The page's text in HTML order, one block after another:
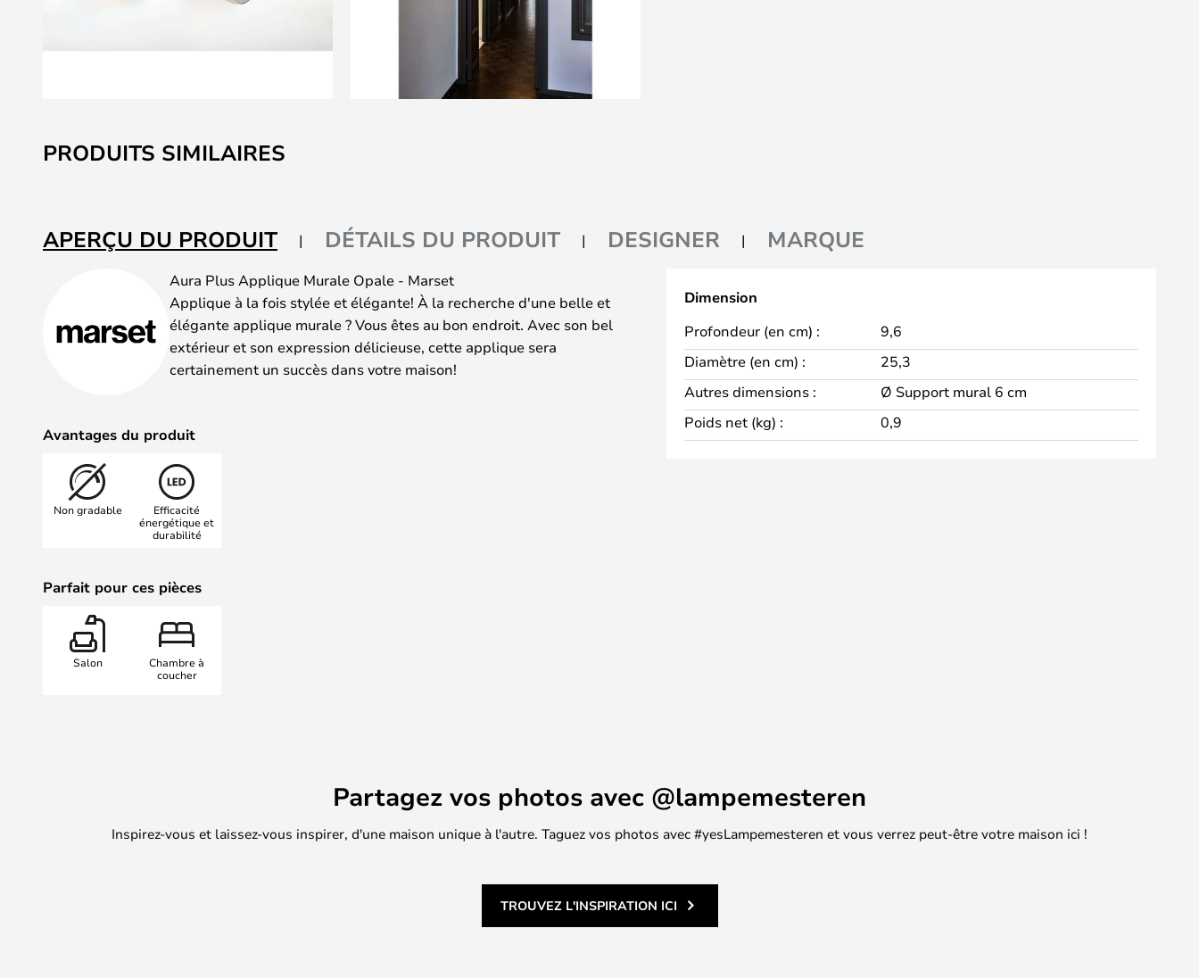
to
the
the
images
PRODUITS SIMILAIRES
APERÇU DU PRODUIT DÉTAILS DU PRODUIT DESIGNER MARQUE
Aura Plus Applique Murale Opale - Marset
Applique à la fois stylée et élégante! À la recherche d'une belle et
élégante applique murale ? Vous êtes au bon endroit. Avec son bel
extérieur et son expression délicieuse, cette applique sera
certainement un succès dans votre maison!
Avantages du produit
Non gradable
Efficacité
énergétique et
durabilité
Parfait pour ces pièces
Salon
Chambre à
coucher
Dimension
Profondeur (en cm) :
9,6
Diamètre (en cm) :
25,3
Autres dimensions :
Ø Support mural 6 cm
Poids net (kg) :
0,9
Partagez vos photos avec @lampemesteren
Inspirez-vous et laissez-vous inspirer, d'une maison unique à l'autre. Taguez vos photos avec #yesLampemesteren et vous verrez peut-être votre maison ici !
TROUVEZ L'INSPIRATION ICI